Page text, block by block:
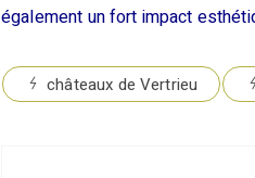
également un fort impact
châteaux de Vertrieu